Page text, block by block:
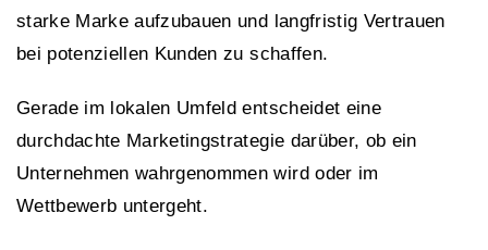
starke Marke aufzubauen und langfristig Vertrauen
bei potenziellen Kunden zu schaffen.
Gerade im lokalen Umfeld entscheidet eine
durchdachte Marketingstrategie darüber, ob ein
Unternehmen wahrgenommen wird oder im
Wettbewerb untergeht.